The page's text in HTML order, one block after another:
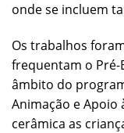
onde se incluem
Os trabalhos
frequentam o
âmbito do
Animação e Apoio
cerâmica as